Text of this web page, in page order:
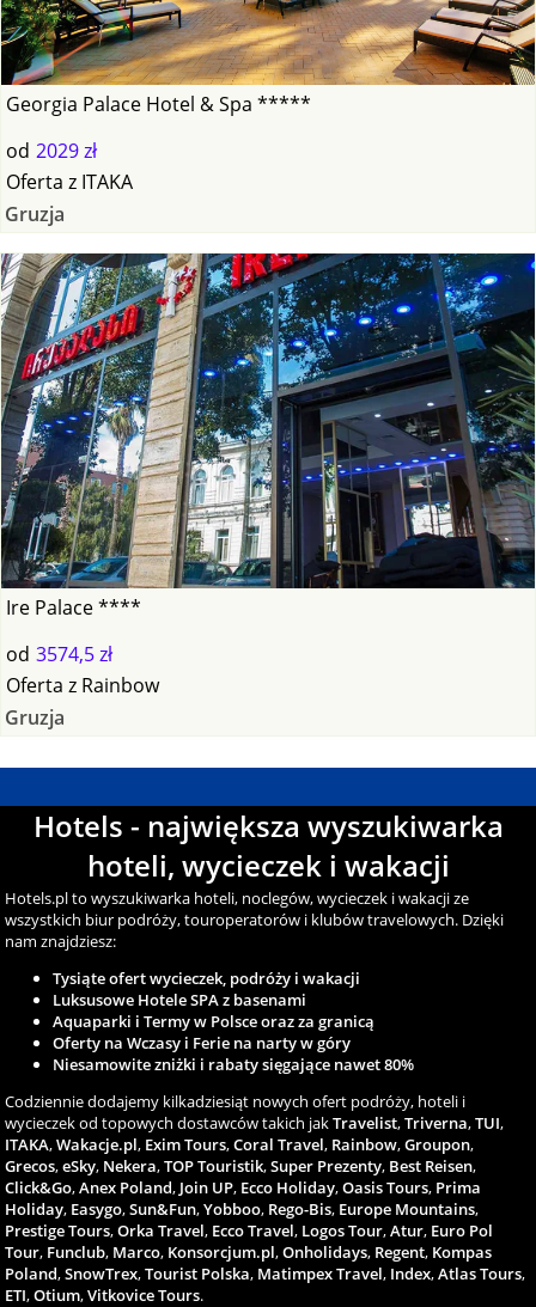
Georgia Palace Hotel & Spa *****
od 2029 zł
Oferta z ITAKA
Gruzja
Ire Palace ****
od 3574,5 zł
Oferta z Rainbow
Gruzja
Hotels - największa wyszukiwarka
hoteli, wycieczek i wakacji
Hotels.pl to wyszukiwarka hoteli, noclegów, wycieczek i wakacji ze
wszystkich biur podróży, touroperatorów i klubów travelowych. Dzięki
nam znajdziesz:
Tysiąte ofert wycieczek, podróży i wakacji
Luksusowe Hotele SPA z basenami
Aquaparki i Termy w Polsce oraz za granicą
Oferty na Wczasy i Ferie na narty w góry
Niesamowite zniżki i rabaty sięgające nawet 80%
Codziennie dodajemy kilkadziesiąt nowych ofert podróży, hoteli i
wycieczek od topowych dostawców takich jakTravelist,Triverna,TUI,
ITAKA,Wakacje.pl, Exim Tours,Coral Travel, Rainbow,Groupon,
Grecos,eSky, Nekera,TOP Touristik,Super Prezenty, Best Reisen,
Click&Go,Anex Poland, Join UP, Ecco Holiday,Oasis Tours, Prima
Holiday, Easygo,Sun&Fun,Yobboo, Rego-Bis, Europe Mountains,
Prestige Tours,Orka Travel, Ecco Travel, Logos Tour,Atur, Euro Pol
Tour, Funclub, Marco, Konsorcjum.pl,Onholidays, Regent, Kompas
Poland,SnowTrex,Tourist Polska, Matimpex Travel, Index,Atlas Tours,
ETI,Otium,Vitkovice Tours.